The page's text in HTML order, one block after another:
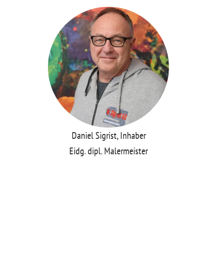
Daniel Sigrist, Inhaber
Eidg. dipl. Malermeister
e
-
a
l
t
e
l
o
p
e